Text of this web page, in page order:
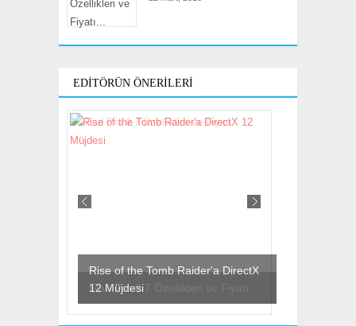
EDITÖRÜN ÖNERILERI
Rise of the Tomb Raider'a DirectX
12 Müjdesi